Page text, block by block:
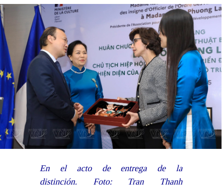
En el acto de entrega de la
distinción.
Foto: Tran Thanh